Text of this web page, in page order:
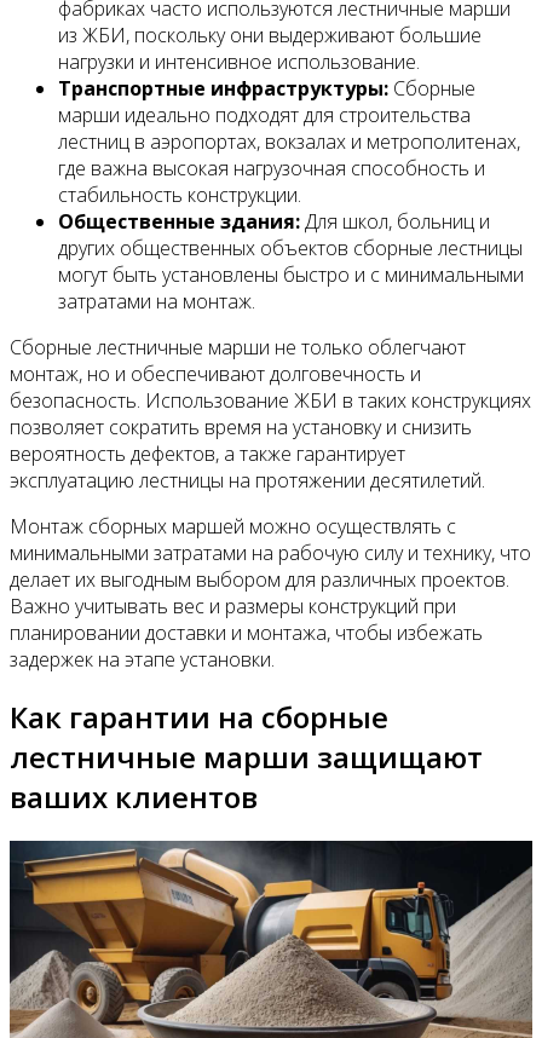
фабриках часто используются лестничные марши
из ЖБИ, поскольку они выдерживают большие
нагрузки и интенсивное использование.
Транспортные инфраструктуры: Сборные
марши идеально подходят для строительства
лестниц в аэропортах, вокзалах и метрополитенах,
где важна высокая нагрузочная способность и
стабильность конструкции.
Общественные здания:Для школ, больниц и
других общественных объектов сборные лестницы
могут быть установлены быстро и с минимальными
затратами на монтаж.
Сборные лестничные марши не только облегчают
монтаж, но и обеспечивают долговечность и
безопасность. Использование ЖБИ в таких конструкциях
позволяет сократить время на установку и снизить
вероятность дефектов, а также гарантирует
эксплуатацию лестницы на протяжении десятилетий.
Монтаж сборных маршей можно осуществлять с
минимальными затратами на рабочую силу и технику, что
делает их выгодным выбором для различных проектов.
Важно учитывать вес и размеры конструкций при
планировании доставки и монтажа, чтобы избежать
задержек на этапе установки.
Как гарантии на сборные
лестничные марши защищают
ваших клиентов